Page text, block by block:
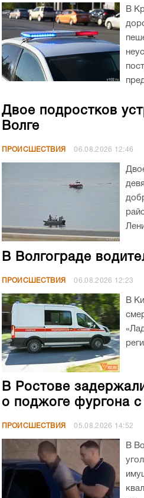
В
Двое подростков
Волге
ПРОИСШЕСТВИЯ 06.08.2026 12:46
В Волгограде
ПРОИСШЕСТВИЯ 06.08.2026 12:23
В
В Ростове
о поджоге фургона
ПРОИСШЕСТВИЯ 05.08.2026 14:52
В